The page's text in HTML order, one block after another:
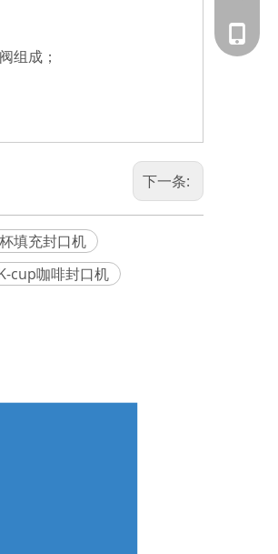
组成；
下一条:
填充封口机
cup咖啡封口机